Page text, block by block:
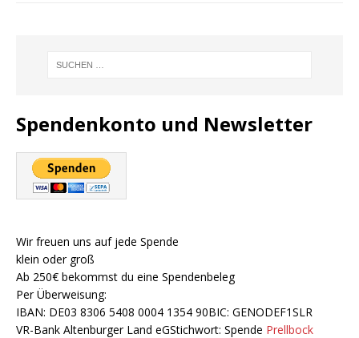
Spendenkonto und Newsletter
Wir freuen uns auf jede Spende
klein oder groß
Ab 250€ bekommst du eine Spendenbeleg
Per Überweisung:
IBAN: DE03 8306 5408 0004 1354 90BIC: GENODEF1SLR
VR-Bank Altenburger Land eGStichwort: Spende Prellbock